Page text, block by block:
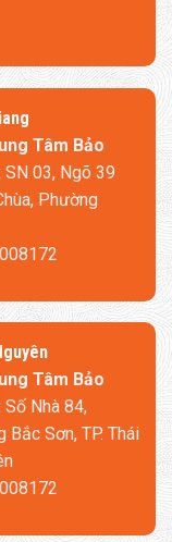
Tâm Bảo
SN 03, Ngõ 39
Phường
Tâm Bảo
Số Nhà 84,
Bắc Sơn, TP. Thái